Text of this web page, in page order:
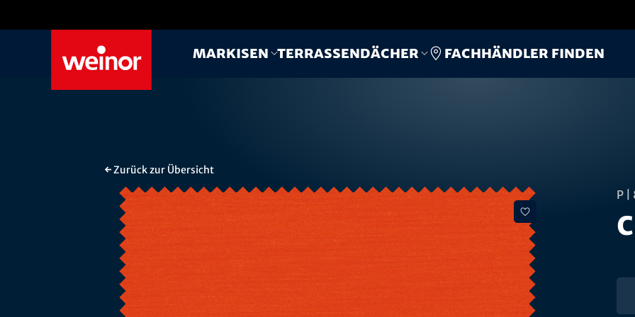
Markisen Terrassendächer Fachhändler finden
← Zurück zur Übersicht
P |